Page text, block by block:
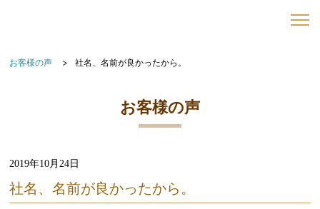
お客様の声 社名、名前が良かったから。
お客様の声
2019年10月24日
社名、名前が良かったから。